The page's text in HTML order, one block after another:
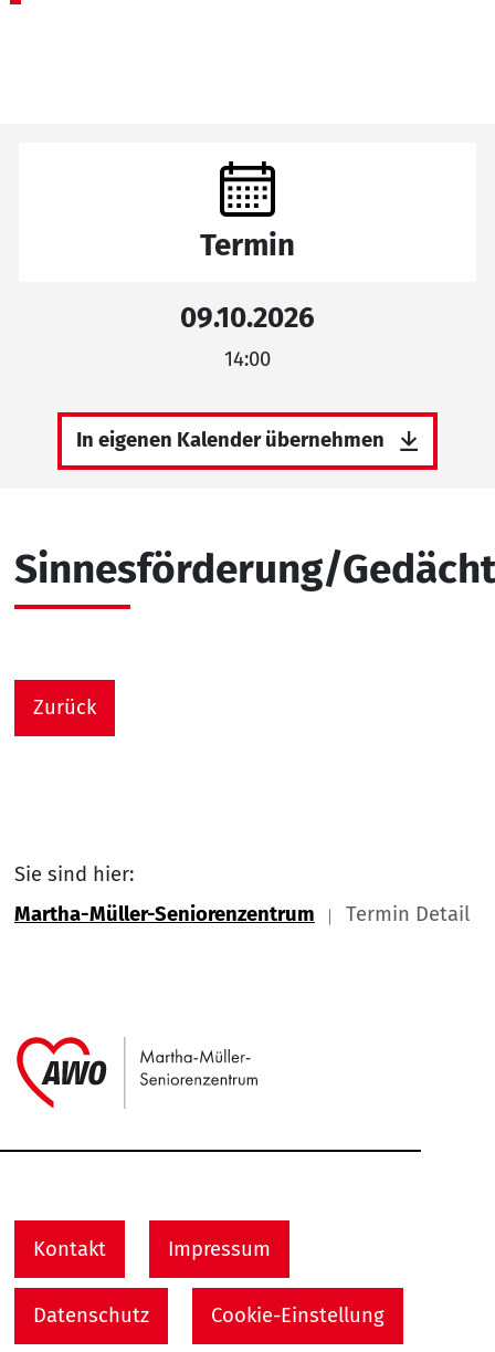
Sinnesförderung/
Termin
09.10.2026
14:00
In eigenen Kalender übernehmen
Zurück
Sie sind hier:
Martha-Müller-Seniorenzentrum
Termin Detail
Kontakt Impressum
Datenschutz Cookie-Einstellung